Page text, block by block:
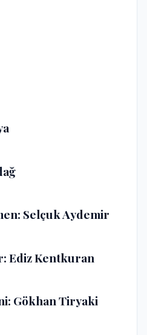
Selçuk Aydemir
Ediz Kentkuran
Gökhan Tiryaki